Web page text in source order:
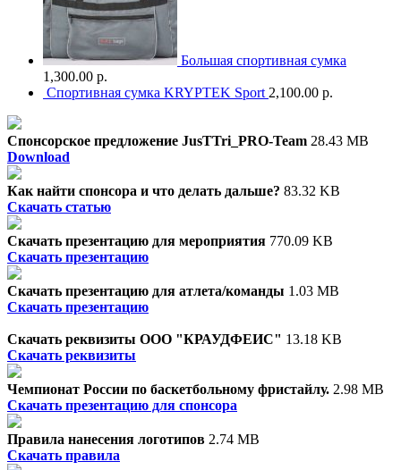
Большая спортивная сумка
1,300.00 р.
Спортивная сумка KRYPTEK Sport 2,100.00 р.
Спонсорское предложение JusTTri_PRO-Team 28.43 MB
Download
Как найти спонсора и что делать дальше? 83.32 KB
Скачать статью
Скачать презентацию для мероприятия 770.09 KB
Скачать презентацию
Скачать презентацию для атлета/команды 1.03 MB
Скачать презентацию
Скачать реквизиты ООО "КРАУДФЕИС" 13.18 KB
Скачать реквизиты
Чемпионат России по баскетбольному фристайлу. 2.98 MB
Скачать презентацию для спонсора
Правила нанесения логотипов 2.74 MB
Скачать правила